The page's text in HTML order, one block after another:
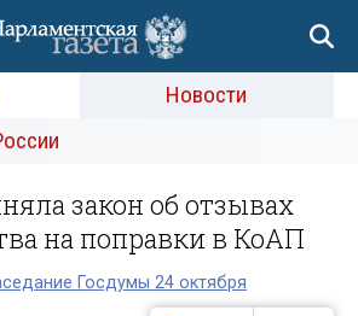
Новости
закон об отзывах
на поправки в КоАП
Госдумы 24 октября